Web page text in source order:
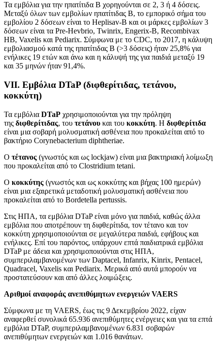
Τα εμβόλια για την ηπατίτιδα Β χορηγούνται σε 2, 3 ή 4 δόσεις.
Μεταξύ όλων των εμβολίων ηπατίτιδας Β, το εμπορικό σήμα του
εμβολίου 2 δόσεων είναι το Heplisav-B και οι μάρκες εμβολίων 3
δόσεων είναι τα Pre-Hevbrio, Twinrix, Engerix-B, Recombivax
HB, Vaxelis και Pediarix. Σύμφωνα με το CDC, το 2017, η κάλυψη
εμβολιασμού κατά της ηπατίτιδας Β (>3 δόσεις) ήταν 25,8% για
ενήλικες 19 ετών και άνω και η κάλυψή της για παιδιά μεταξύ 19
και 35 μηνών ήταν 91,4%.
VII. Εμβόλια DTaP (διφθερίτιδας, τετάνου,
κοκκύτη)
Τα εμβόλια DTaP χρησιμοποιούνται για την πρόληψη
της διφθερίτιδας, του τετάνου και του κοκκύτη. Η διφθερίτιδα
είναι μια σοβαρή μολυσματική ασθένεια που προκαλείται από το
βακτήριο Corynebacterium diphtheriae.
Ο τέτανος (γνωστός και ως lockjaw) είναι μια βακτηριακή λοίμωξη
που προκαλείται από το Clostridium tetani.
Ο κοκκύτης (γνωστός και ως κοκκύτης και βήχας 100 ημερών)
είναι μια εξαιρετικά μεταδοτική μολυσματική ασθένεια που
προκαλείται από το Bordetella pertussis.
Στις ΗΠΑ, τα εμβόλια DTaP είναι μόνο για παιδιά, καθώς άλλα
εμβόλια που αποτρέπουν τη διφθερίτιδα, τον τέτανο και τον
κοκκύτη χρησιμοποιούνται σε μεγαλύτερα παιδιά, εφήβους και
ενήλικες. Επί του παρόντος, υπάρχουν επτά παιδιατρικά εμβόλια
DTaP με άδεια και χρησιμοποιούνται στις ΗΠΑ,
συμπεριλαμβανομένων των Daptacel, Infanrix, Kinrix, Pentacel,
Quadracel, Vaxelis και Pediarix. Μερικά από αυτά μπορούν να
προστατεύσουν και από άλλες λοιμώξεις.
Αριθμοί αναφοράς ανεπιθύμητων ενεργειών VAERS
Σύμφωνα με τη VAERS, έως τις 9 Δεκεμβρίου 2022, είχαν
αναφερθεί συνολικά 65.936 ανεπιθύμητες ενέργειες και για τα επτά
εμβόλια DTaP, συμπεριλαμβανομένων 6.831 σοβαρών
ανεπιθύμητων ενεργειών και 1.016 θανάτων.